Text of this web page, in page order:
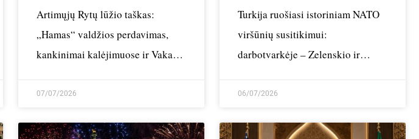
Artimųjų Rytų lūžio taškas:
„Hamas“ valdžios perdavimas,
kankinimai kalėjimuose ir Vakarų
07/07/2026
Turkija ruošiasi istoriniam NATO
viršūnių susitikimui:
darbotvarkėje – Zelenskio ir
saugumas
06/07/2026